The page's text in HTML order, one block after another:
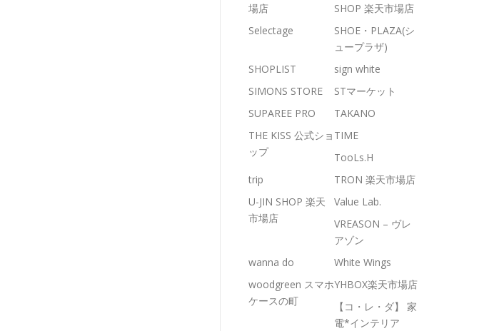
場店
SHOP 楽天市場店
Selectage
SHOE・PLAZA(シ
ュープラザ)
SHOPLIST
sign white
SIMONS STORE
STマーケット
SUPAREE PRO
TAKANO
THE KISS 公式ショ
ップ
TIME
TooLs.H
trip
TRON 楽天市場店
U-JIN SHOP 楽天
市場店
Value Lab.
VREASON – ヴレ
アゾン
wanna do
White Wings
woodgreen スマホ
ケースの町
YHBOX楽天市場店
【コ・レ・ダ】 家
電*インテリア